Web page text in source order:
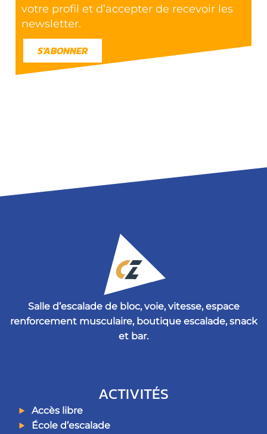
votre profil et d’accepter de recevoir les
newsletter.
S'ABONNER
Salle d’escalade de bloc, voie, vitesse, espace
renforcement musculaire, boutique escalade, snack
et bar.
ACTIVITÉS
Accès libre
École d’escalade